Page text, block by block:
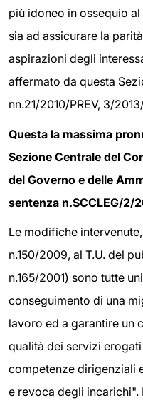
più idoneo in ossequio
sia ad assicurare la
aspirazioni degli
affermato da questa
nn.21/2010/PREV, 3/
Questa la massima
Sezione Centrale del
del Governo e delle
sentenza n.SCCLEG/2/
Le modifiche
n.150/2009, al T.U. del
n.165/2001) sono tutte
conseguimento di una
lavoro ed a garantire un
qualità dei servizi
competenze dirigenziali
e revoca degli incarichi".